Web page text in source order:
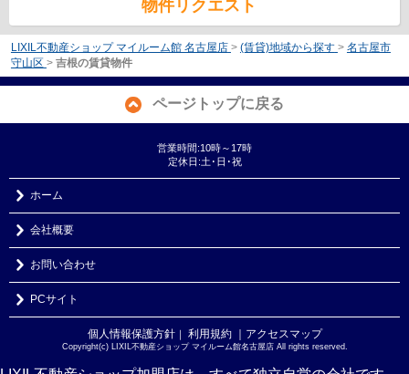
物件リクエスト
LIXIL不動産ショップ マイルーム館 名古屋店 > (賃貸)地域から探す > 名古屋市
守山区 > 吉根の賃貸物件
ページトップに戻る
営業時間:10時～17時
定休日:土･日･祝
ホーム
会社概要
お問い合わせ
PCサイト
個人情報保護方針｜ 利用規約 ｜アクセスマップ
Copyright(c) LIXIL不動産ショップ マイルーム館名古屋店 All rights reserved.